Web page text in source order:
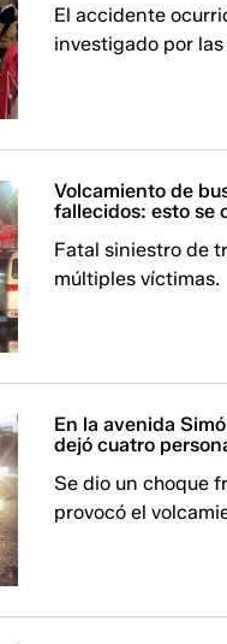
El accidente
investigado por
Volcamiento de
fallecidos: esto se
Fatal siniestro de
múltiples víctimas.
En la avenida
dejó cuatro
Se dio un choque
provocó el